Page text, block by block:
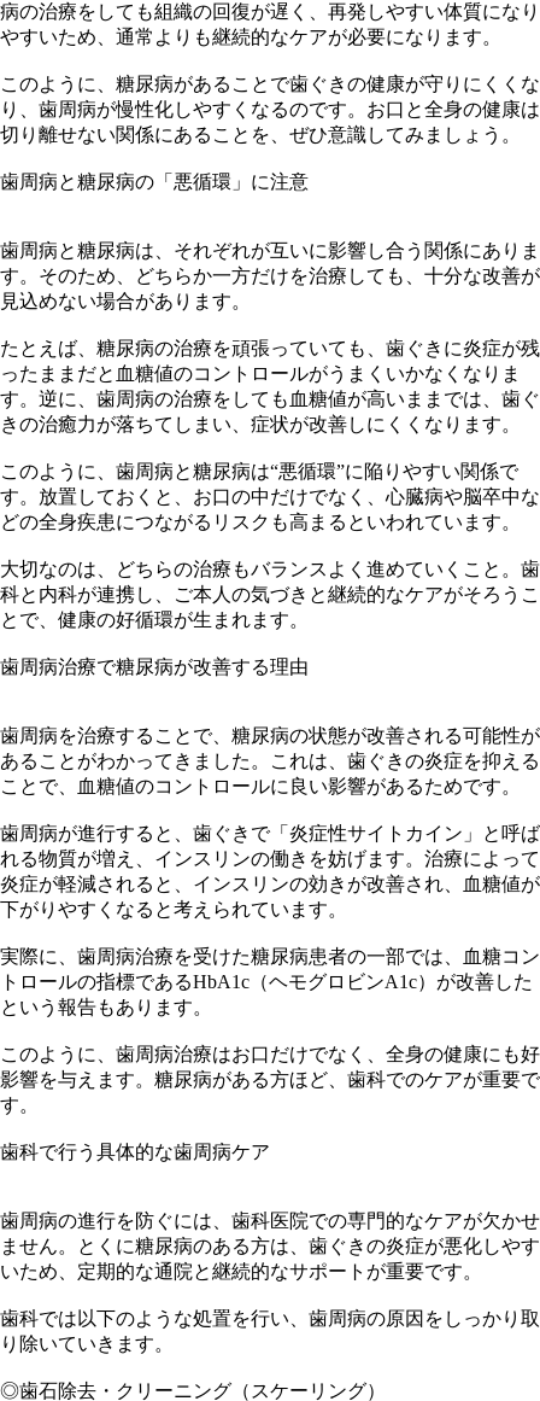
病の治療をしても組織の回復が遅く、再発しやすい体質になり
やすいため、通常よりも継続的なケアが必要になります。
このように、糖尿病があることで歯ぐきの健康が守りにくくな
り、歯周病が慢性化しやすくなるのです。お口と全身の健康は
切り離せない関係にあることを、ぜひ意識してみましょう。
歯周病と糖尿病の「悪循環」に注意
歯周病と糖尿病は、それぞれが互いに影響し合う関係にありま
す。そのため、どちらか一方だけを治療しても、十分な改善が
見込めない場合があります。
たとえば、糖尿病の治療を頑張っていても、歯ぐきに炎症が残
ったままだと血糖値のコントロールがうまくいかなくなりま
す。逆に、歯周病の治療をしても血糖値が高いままでは、歯ぐ
きの治癒力が落ちてしまい、症状が改善しにくくなります。
このように、歯周病と糖尿病は“悪循環”に陥りやすい関係で
す。放置しておくと、お口の中だけでなく、心臓病や脳卒中な
どの全身疾患につながるリスクも高まるといわれています。
大切なのは、どちらの治療もバランスよく進めていくこと。歯
科と内科が連携し、ご本人の気づきと継続的なケアがそろうこ
とで、健康の好循環が生まれます。
歯周病治療で糖尿病が改善する理由
​歯周病を治療することで、糖尿病の状態が改善される可能性が
あることがわかってきました。これは、歯ぐきの炎症を抑える
ことで、血糖値のコントロールに良い影響があるためです。
歯周病が進行すると、歯ぐきで「炎症性サイトカイン」と呼ば
れる物質が増え、インスリンの働きを妨げます。治療によって
炎症が軽減されると、インスリンの効きが改善され、血糖値が
下がりやすくなると考えられています。
実際に、歯周病治療を受けた糖尿病患者の一部では、血糖コン
トロールの指標であるHbA1c（ヘモグロビンA1c）が改善した
という報告もあります。
このように、歯周病治療はお口だけでなく、全身の健康にも好
影響を与えます。糖尿病がある方ほど、歯科でのケアが重要で
す。
歯科で行う具体的な歯周病ケア
歯周病の進行を防ぐには、歯科医院での専門的なケアが欠かせ
ません。とくに糖尿病のある方は、歯ぐきの炎症が悪化しやす
いため、定期的な通院と継続的なサポートが重要です。
歯科では以下のような処置を行い、歯周病の原因をしっかり取
り除いていきます。
◎歯石除去・クリーニング（スケーリング）